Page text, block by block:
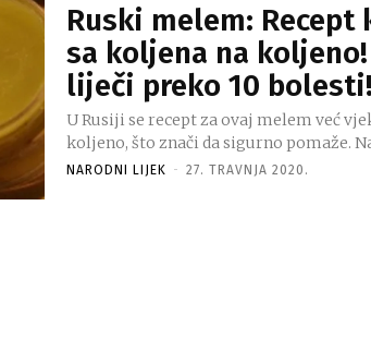
Ruski melem: Recept
sa koljena na
liječi preko 10 bolesti!
U Rusiji se recept za ovaj melem već
koljeno, što znači da sigurno pomaže.
NARODNI LIJEK - 27. TRAVNJA 2020.